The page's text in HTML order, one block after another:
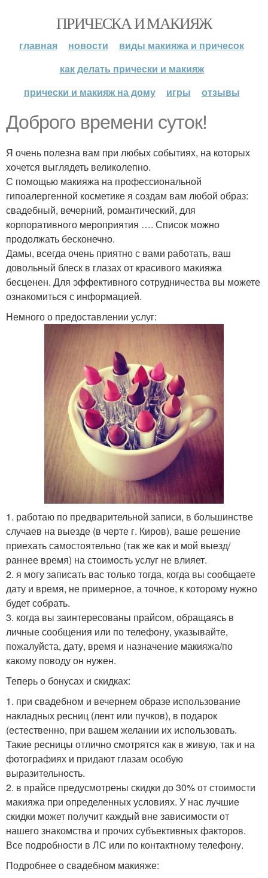
ПРИЧЕСКА И МАКИЯЖ
главная новости
виды макияжа и причесок
как делать прически и макияж
прически и макияж на дому
игры отзывы
Доброго времени суток!
Я очень полезна вам при любых событиях, на которых
хочется выглядеть великолепно.
С помощью макияжа на профессиональной
гипоалергенной косметике я создам вам любой образ:
свадебный, вечерний, романтический, для
корпоративного мероприятия …. Список можно
продолжать бесконечно.
Дамы, всегда очень приятно с вами работать, ваш
довольный блеск в глазах от красивого макияжа
бесценен. Для эффективного сотрудничества вы можете
ознакомиться с информацией.
Немного о предоставлении услуг:
1. работаю по предварительной записи, в большинстве
случаев на выезде (в черте г. Киров), ваше решение
приехать самостоятельно (так же как и мой выезд/
раннее время) на стоимость услуг не влияет.
2. я могу записать вас только тогда, когда вы сообщаете
дату и время, не примерное, а точное, к которому нужно
будет собрать.
3. когда вы заинтересованы прайсом, обращаясь в
личные сообщения или по телефону, указывайте,
пожалуйста, дату, время и назначение макияжа/по
какому поводу он нужен.
Теперь о бонусах и скидках:
1. при свадебном и вечернем образе использование
накладных ресниц (лент или пучков), в подарок
(естественно, при вашем желании их использовать.
Такие ресницы отлично смотрятся как в живую, так и на
фотографиях и придают глазам особую
выразительность.
2. в прайсе предусмотрены скидки до 30% от стоимости
макияжа при определенных условиях. У нас лучшие
скидки может получит каждый вне зависимости от
нашего знакомства и прочих субъективных факторов.
Все подробности в ЛС или по контактному телефону.
Подробнее о свадебном макияже: